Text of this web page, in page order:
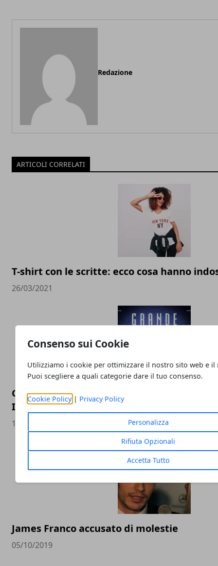
Consenso sui Cookie
Utilizziamo i cookie per ottimizzare il nostro sito web e il
Puoi scegliere a quali categorie dare il tuo consenso.
Cookie Policy| Privacy Policy
Personalizza
Rifiuta Opzionali
Accetta Tutto
Redazione
ARTICOLI CORRELATI
T-shirt con le scritte: ecco cosa hanno
26/03/2021
Grande Fratello VIP: Wanda Nara
Incorvaia tra i concorrenti
14/11/2019
James Franco accusato di molestie
05/10/2019